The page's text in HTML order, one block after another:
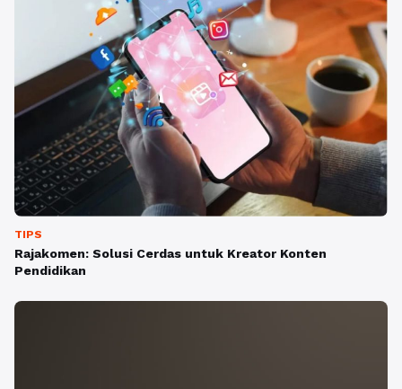
TIPS
Rajakomen: Solusi Cerdas untuk Kreator Konten
Pendidikan